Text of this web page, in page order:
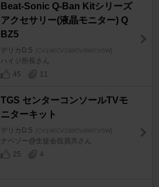
Beat-Sonic Q-Ban Kitシリーズ
アクセサリー(液晶モニター) Q
BZ5
デリカD:5 [CV1W/CV2W/CV4W/CV5W]
ハイジ所長さん
45
11
TGS センターコンソールTVモ
ニターキット
デリカD:5 [CV1W/CV2W/CV4W/CV5W]
ナベゾー@生徒会役員共さん
25
4